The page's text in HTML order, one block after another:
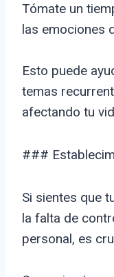
Tómate un
las emociones
Esto puede
temas
afectando tu
###
Si sientes que
la falta de
personal, es